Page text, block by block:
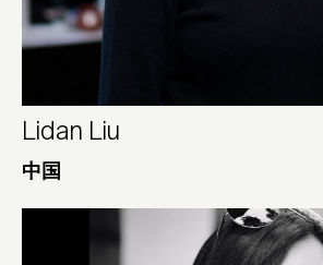
Lidan Liu
中国